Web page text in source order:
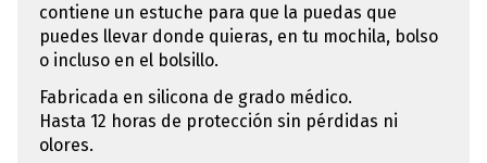
contiene un estuche para que la puedas que
puedes llevar donde quieras, en tu mochila, bolso
o incluso en el bolsillo.
Fabricada en silicona de grado médico.
Hasta 12 horas de protección sin pérdidas ni
olores.